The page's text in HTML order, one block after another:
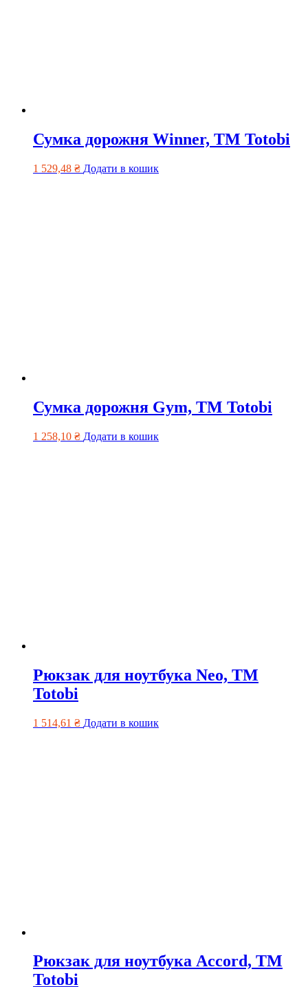
Сумка дорожня Winner, ТМ Totobi
1 529,48 ₴ Додати в кошик
Сумка дорожня Gym, ТМ Totobi
1 258,10 ₴ Додати в кошик
Рюкзак для ноутбука Neo, ТМ
Totobi
1 514,61 ₴ Додати в кошик
Рюкзак для ноутбука Accord, ТМ
Totobi